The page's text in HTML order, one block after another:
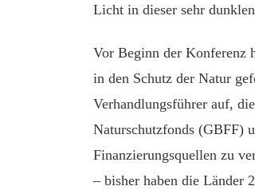
Licht in dieser sehr
Vor Beginn der Konferenz
in den Schutz der Natur
Verhandlungsführer auf,
Naturschutzfonds (GBFF)
Finanzierungsquellen zu
– bisher haben die